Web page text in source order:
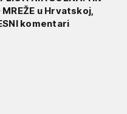
u Hrvatskoj,
komentari